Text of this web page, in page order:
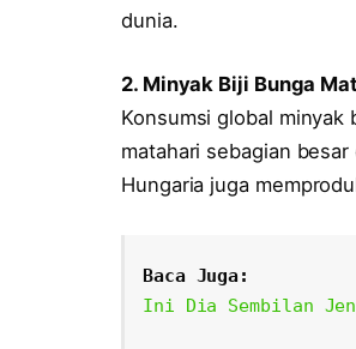
dunia.
2. Minyak Biji Bunga
Konsumsi global
matahari sebagian
Hungaria juga
Baca Juga:
Ini Dia Sembilan